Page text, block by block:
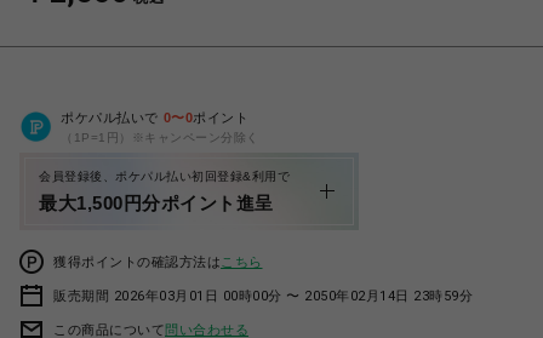
ポケパル払いで 0〜0ポイント
（1P=1円）※キャンペーン分除く
会員登録後、ポケパル払い初回登録&利用で
最大1,500円分ポイント進呈
獲得ポイントの確認方法は こちら
販売期間 2026年03月01日 00時00分 〜 2050年02月14日 23時59分
この商品について問い合わせる